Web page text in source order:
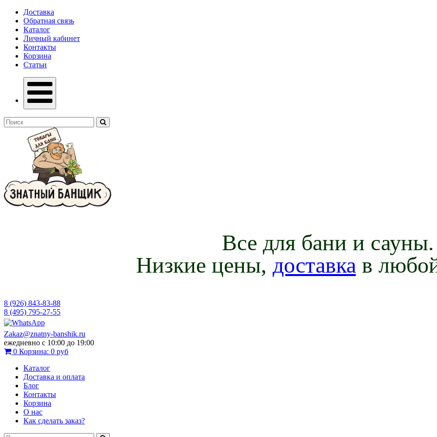
Доставка
Обратная связь
Каталог
Личный кабинет
Контакты
Корзина
Статьи
Все для бани и сауны.
Низкие цены, доставка в
8 (926) 843-83-88
8 (495) 795-27-55
Zakaz@znatny-banshik.ru
ежедневно с 10:00 до 19:00
0 Корзина: 0 руб
Каталог
Доставка и оплата
Блог
Контакты
Корзина
О нас
Как сделать заказ?